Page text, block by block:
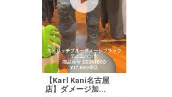
S
XL
XXL
29inc
30inc
34inc
36inc
40inc
KIDS
カラー【Karl Kani名古屋
店】ダメージ加...